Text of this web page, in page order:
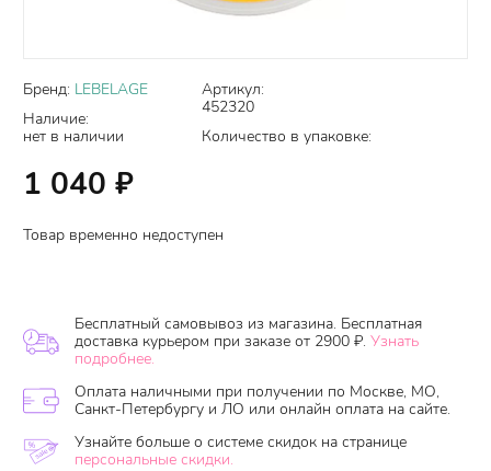
Бренд: LEBELAGE
Наличие:
нет в наличии
Артикул:
452320
Количество в упаковке:
1 040 ₽
Товар временно недоступен
Бесплатный самовывоз из магазина. Бесплатная
доставка курьером при заказе от 2900 ₽. Узнать
подробнее.
Оплата наличными при получении по Москве, МО,
Санкт-Петербургу и ЛО или онлайн оплата на сайте.
Узнайте больше о системе скидок на странице
персональные скидки.